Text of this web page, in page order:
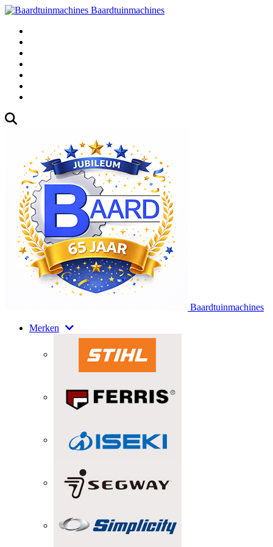
Baardtuinmachines
Baardtuinmachines
Merken